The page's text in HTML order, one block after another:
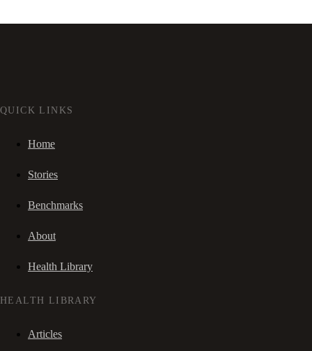
QUICK LINKS
Home
Stories
Benchmarks
About
Health Library
HEALTH LIBRARY
Articles